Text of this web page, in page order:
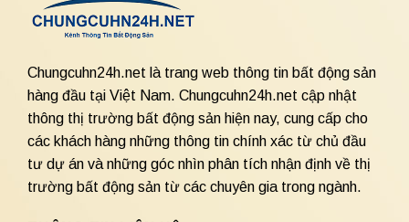
Chungcuhn24h.net là trang web thông tin bất động sản
hàng đầu tại Việt Nam. Chungcuhn24h.net cập nhật
thông thị trường bất động sản hiện nay, cung cấp cho
các khách hàng những thông tin chính xác từ chủ đầu
tư dự án và những góc nhìn phân tích nhận định về thị
trường bất động sản từ các chuyên gia trong ngành.